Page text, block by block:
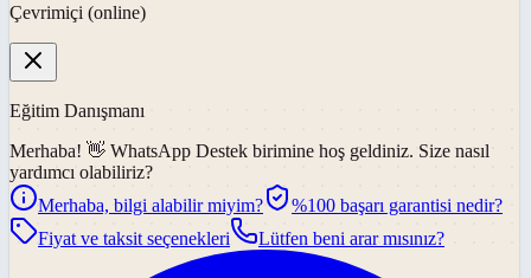
Çevrimiçi (online)
Eğitim Danışmanı
Merhaba! 👋 WhatsApp Destek birimine hoş geldiniz. Size nasıl
yardımcı olabiliriz?
Merhaba, bilgi alabilir miyim?
%100 başarı garantisi nedir?
Fiyat ve taksit seçenekleri
Lütfen beni arar mısınız?